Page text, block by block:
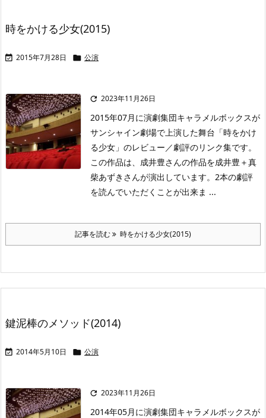
時をかける少女(2015)
 2015年7月28日  公演
 2023年11月26日
2015年07月に演劇集団キャラメルボックスが
サンシャイン劇場で上演した舞台「時をかけ
る少女」のレビュー／劇評のリンク集です。
この作品は、成井豊さんの作品を成井豊＋真
柴あずきさんが演出しています。2本の劇評
を読んでいただくことが出来ま ...
記事を読む 時をかける少女(2015)
鍵泥棒のメソッド(2014)
 2014年5月10日  公演
 2023年11月26日
2014年05月に演劇集団キャラメルボックスが